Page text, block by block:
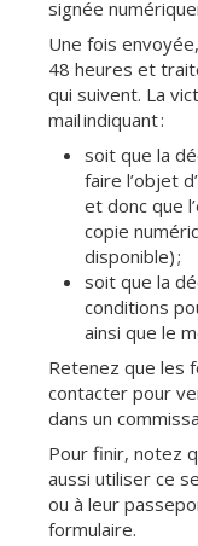
signée
Une fois
48 heures et
qui suivent. La
mail indiquant :
soit que la
faire l’objet
et donc que
copie
disponible) ;
soit que la
conditions
ainsi que le
Retenez que les
contacter pour
dans un
Pour finir, notez
aussi utiliser ce
ou à leur
formulaire.